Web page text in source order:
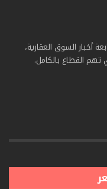
السوق العقارية،
تهم القطاع بالكامل.